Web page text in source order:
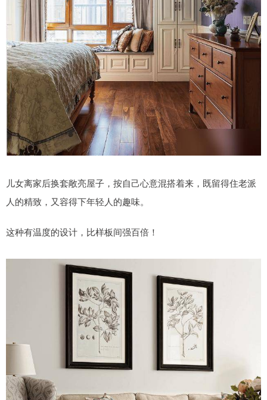
儿女离家后换套敞亮屋子，按自己心意混搭着来，既留得住老派
人的精致，又容得下年轻人的趣味。
这种有温度的设计，比样板间强百倍！